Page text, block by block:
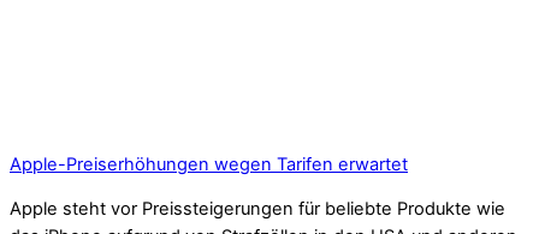
Apple-Preiserhöhungen wegen Tarifen erwartet
Apple steht vor Preissteigerungen für beliebte Produkte wie